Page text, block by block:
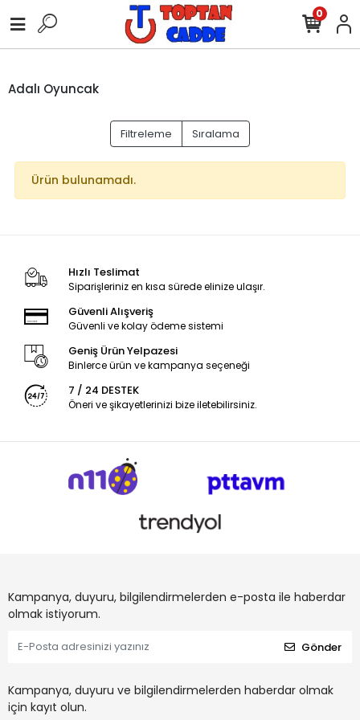
0
Adalı Oyuncak
Filtreleme Sıralama
Ürün bulunamadı.
Hızlı Teslimat
Siparişleriniz en kısa sürede elinize ulaşır.
Güvenli Alışveriş
Güvenli ve kolay ödeme sistemi
Geniş Ürün Yelpazesi
Binlerce ürün ve kampanya seçeneği
7 / 24 DESTEK
Öneri ve şikayetlerinizi bize iletebilirsiniz.
Kampanya, duyuru, bilgilendirmelerden e-posta ile haberdar
olmak istiyorum.
Gönder
Kampanya, duyuru ve bilgilendirmelerden haberdar olmak
için kayıt olun.